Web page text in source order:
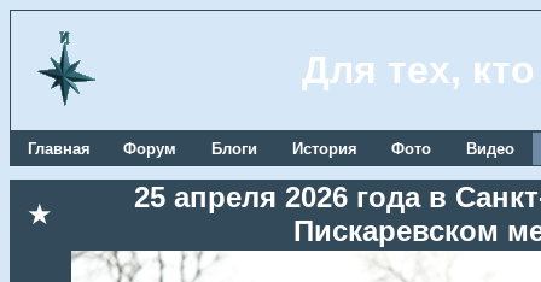
Для тех,
Главная Форум Блоги История Фото Видео
★
25 апреля 2026 года в
Пискаревском